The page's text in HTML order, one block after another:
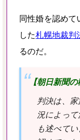
同性婚を認めて
した札幌地裁判
るのだ。
【朝日新聞
判決は、
況によっ
も述べて